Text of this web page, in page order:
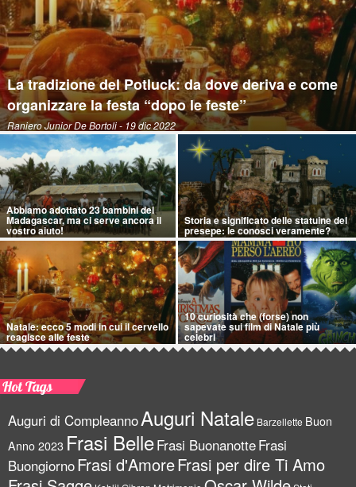
La tradizione del Potluck: da dove deriva e come
organizzare la festa “dopo le feste”
Raniero Junior De Bortoli- 19 dic 2022
Abbiamo adottato 23 bambini del
Madagascar, ma ci serve ancora il
vostro aiuto!
Storia e significato delle statuine del
presepe: le conosci veramente?
Natale: ecco 5 modi in cui il cervello
reagisce alle feste
10 curiosità che (forse) non
sapevate sui film di Natale più
celebri
Hot Tags
Auguri di CompleannoAuguri Natale Barzellette Buon
Anno 2023 Frasi BelleFrasi BuonanotteFrasi
BuongiornoFrasi d'AmoreFrasi per dire Ti Amo